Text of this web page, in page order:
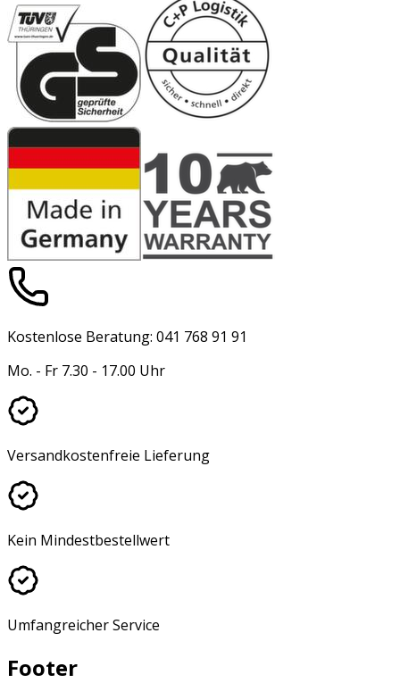
Kostenlose Beratung: 041 768 91 91
Mo. - Fr 7.30 - 17.00 Uhr
Versandkostenfreie Lieferung
Kein Mindestbestellwert
Umfangreicher Service
Footer